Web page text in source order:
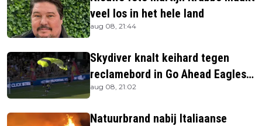
veel los in het hele land
aug 08, 21:44
Skydiver knalt keihard tegen
reclamebord in Go Ahead Eagles-
stadion
aug 08, 21:02
Natuurbrand nabij Italiaanse